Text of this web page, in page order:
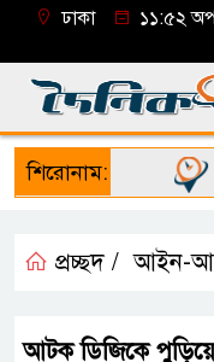
ঢাকা
১১:৫২
শিরোনাম:
প্রচ্ছদ / আইন-
আটক ডিজিকে